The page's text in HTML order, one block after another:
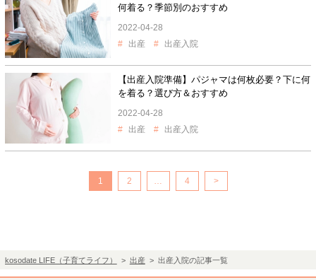
何着る？季節別のおすすめ
2022-04-28
出産
出産入院
【出産入院準備】パジャマは何枚必要？下に何
を着る？選び方＆おすすめ
2022-04-28
出産
出産入院
1 2 … 4 >
kosodate LIFE（子育てライフ） > 出産 > 出産入院の記事一覧